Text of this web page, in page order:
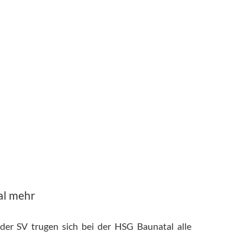
mehr
SV trugen sich bei der HSG Baunatal alle